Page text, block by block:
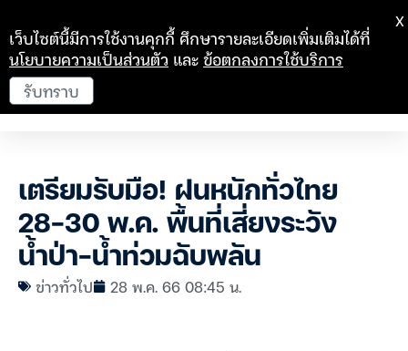
เตรียมรับมือ! ฝนหนักทั่วไทย
28-30 พ.ค. พื้นที่เสี่ยงระวัง
น้ำป่า-น้ำท่วมฉับพลัน
ข่าวทั่วไป 28 พ.ค. 66 08:45 น.
เว็บไซต์นี้มีการใช้งานคุกกี้ ศึกษารายละเอียดเพิ่มเติมได้ที่
นโยบายความเป็นส่วนตัว และข้อตกลงการใช้บริการ
รับทราบ
X